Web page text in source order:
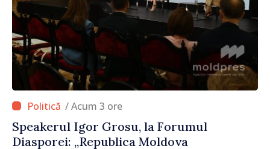
/ Acum 3 ore
Speakerul Igor Grosu, la Forumul
Diasporei: „Republica Moldova